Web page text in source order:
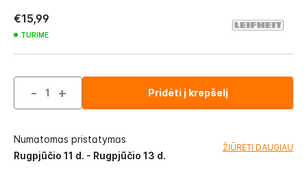
beginning
of
images
€15,99
TURIME
- + Pridėti į krepšelį
Numatomas pristatymas
Rugpjūčio 11 d. - Rugpjūčio 13 d.
ŽIŪRĖTI DAUGIAU